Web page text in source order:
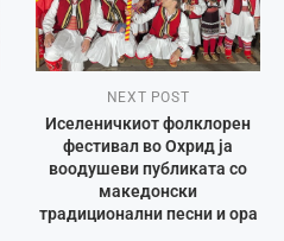
NEXT POST
Иселеничкиот фолклорен
фестивал во Охрид ја
воодушеви публиката со
македонски
традиционални песни и ора